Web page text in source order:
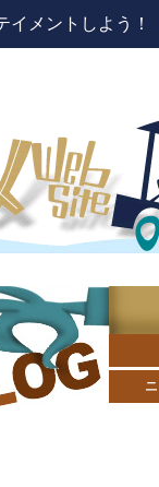
メントしよう